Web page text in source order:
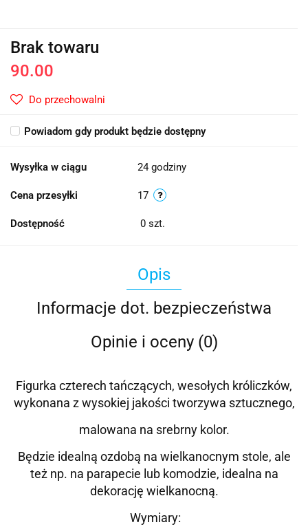
Brak towaru
90.00
Do przechowalni
Powiadom gdy produkt będzie dostępny
Wysyłka w ciągu 24 godziny
Cena przesyłki 17
Dostępność 0 szt.
Opis
Informacje dot. bezpieczeństwa
Opinie i oceny (0)
Figurka czterech tańczących, wesołych króliczków,
wykonana z wysokiej jakości tworzywa sztucznego,
malowana na srebrny kolor.
Będzie idealną ozdobą na wielkanocnym stole, ale
też np. na parapecie lub komodzie, idealna na
dekorację wielkanocną.
Wymiary: